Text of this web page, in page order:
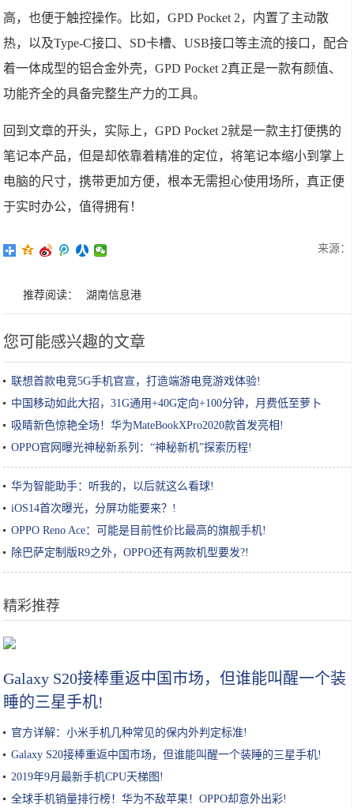
高，也便于触控操作。比如，GPD Pocket 2，内置了主动散
热，以及Type-C接口、SD卡槽、USB接口等主流的接口，配合
着一体成型的铝合金外壳，GPD Pocket 2真正是一款有颜值、
功能齐全的具备完整生产力的工具。
回到文章的开头，实际上，GPD Pocket 2就是一款主打便携的
笔记本产品，但是却依靠着精准的定位，将笔记本缩小到掌上
电脑的尺寸，携带更加方便，根本无需担心使用场所，真正便
于实时办公，值得拥有！
来源：
推荐阅读： 湖南信息港
您可能感兴趣的文章
联想首款电竞5G手机官宣，打造端游电竞游戏体验!
中国移动如此大招，31G通用+40G定向+100分钟，月费低至萝卜
价？!
吸睛新色惊艳全场！华为MateBookXPro2020款首发亮相!
OPPO官网曝光神秘新系列：“神秘新机”探索历程!
华为智能助手：听我的，以后就这么看球!
iOS14首次曝光，分屏功能要来？!
OPPO Reno Ace：可能是目前性价比最高的旗舰手机!
除巴萨定制版R9之外，OPPO还有两款机型要发?!
精彩推荐
Galaxy S20接棒重返中国市场，但谁能叫醒一个装
睡的三星手机!
官方详解：小米手机几种常见的保内外判定标准!
Galaxy S20接棒重返中国市场，但谁能叫醒一个装睡的三星手机!
2019年9月最新手机CPU天梯图!
全球手机销量排行榜！华为不敌苹果！OPPO却意外出彩!